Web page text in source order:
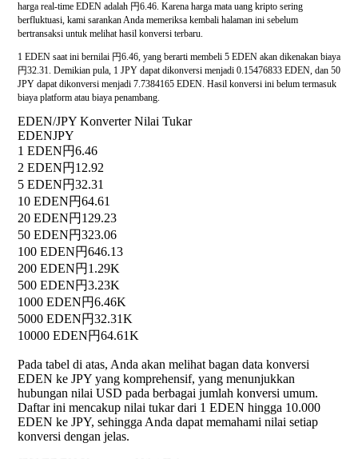
harga real-time EDEN adalah 円6.46. Karena harga mata uang kripto sering
berfluktuasi, kami sarankan Anda memeriksa kembali halaman ini sebelum
bertransaksi untuk melihat hasil konversi terbaru.
1 EDEN saat ini bernilai 円6.46, yang berarti membeli 5 EDEN akan dikenakan biaya
円32.31. Demikian pula, 1 JPY dapat dikonversi menjadi 0.15476833 EDEN, dan 50
JPY dapat dikonversi menjadi 7.7384165 EDEN. Hasil konversi ini belum termasuk
biaya platform atau biaya penambang.
EDEN/JPY Konverter Nilai Tukar
EDENJPY
1 EDEN円6.46
2 EDEN円12.92
5 EDEN円32.31
10 EDEN円64.61
20 EDEN円129.23
50 EDEN円323.06
100 EDEN円646.13
200 EDEN円1.29K
500 EDEN円3.23K
1000 EDEN円6.46K
5000 EDEN円32.31K
10000 EDEN円64.61K
Pada tabel di atas, Anda akan melihat bagan data konversi
EDEN ke JPY yang komprehensif, yang menunjukkan
hubungan nilai USD pada berbagai jumlah konversi umum.
Daftar ini mencakup nilai tukar dari 1 EDEN hingga 10.000
EDEN ke JPY, sehingga Anda dapat memahami nilai setiap
konversi dengan jelas.